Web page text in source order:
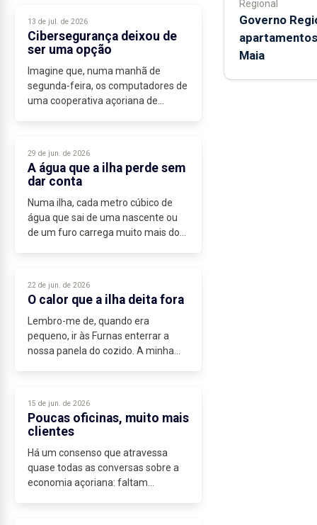
13 de jul. de 2026
Cibersegurança deixou de
ser uma opção
Imagine que, numa manhã de
segunda-feira, os computadores de
uma cooperativa açoriana de
ecrã,...
29 de jun. de 2026
A água que a ilha perde sem
dar conta
Numa ilha, cada metro cúbico de
água que sai de uma nascente ou
de um furo carrega muito mais do
potável,...
22 de jun. de 2026
O calor que a ilha deita fora
Lembro-me de, quando era
pequeno, ir às Furnas enterrar a
nossa panela do cozido. A minha
15 de jun. de 2026
Poucas oficinas, muito mais
clientes
Há um consenso que atravessa
quase todas as conversas sobre a
economia açoriana: faltam
Regional
Governo
Maia